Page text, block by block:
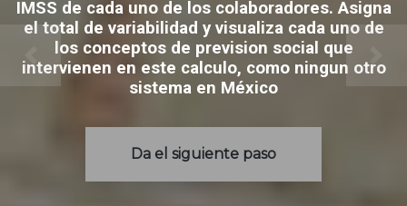
IMSS de cada uno de los colaboradores. Asigna
el total de variabilidad y visualiza cada uno de
los conceptos de prevision social que
intervienen en este calculo, como ningun otro
sistema en México
Da el siguiente paso